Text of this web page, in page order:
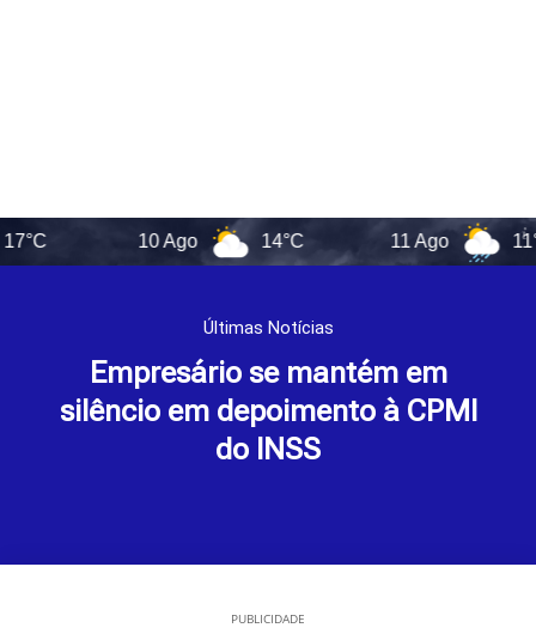
14°C 11°C
Últimas Notícias
Empresário se mantém em
silêncio em depoimento à CPMI
do INSS
PUBLICIDADE